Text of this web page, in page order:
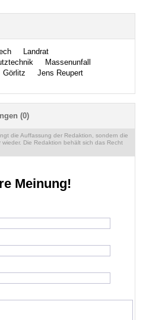
Landrat
Massenunfall
Görlitz Jens Reupert
(0)
die Auffassung der Redaktion, sondern die
Die Redaktion behält sich das Recht
Meinung!